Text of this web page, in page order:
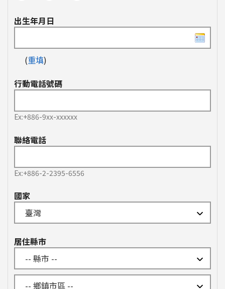
出生年月日
(重填)
行動電話號碼
Ex:+886-9xx-xxxxxx
聯絡電話
Ex:+886-2-2395-6556
國家
居住縣市